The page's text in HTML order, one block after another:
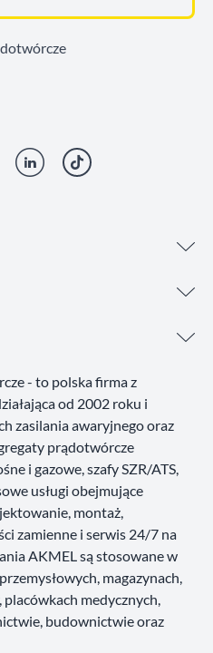
- to polska firma z
od 2002 roku i
zasilania awaryjnego oraz
prądotwórcze
i gazowe, szafy SZR/ATS,
usługi obejmujące
montaż,
zamienne i serwis 24/7 na
AKMEL są stosowane w
magazynach,
medycznych,
budownictwie oraz